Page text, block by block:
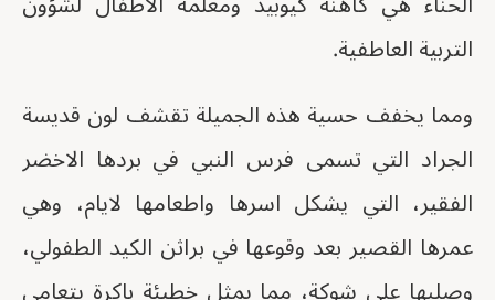
التربية العاطفية.
ومما يخفف حسية هذه الجميلة تقشف لون قديسة
الجراد التي تسمى فرس النبي في بردها الاخضر
الفقير، التي يشكل اسرها واطعامها لايام، وهي
عمرها القصير بعد وقوعها في براثن الكيد الطفولي،